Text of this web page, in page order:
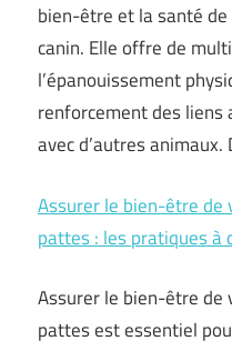
bien-être et la santé
canin. Elle offre de
l’épanouissement
renforcement des
avec d’autres animaux.
Assurer le bien-être de
pattes : les pratiques à
Assurer le bien-être de
pattes est essentiel